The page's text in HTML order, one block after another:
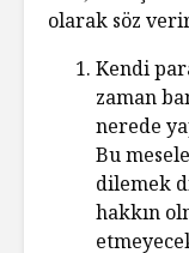
olarak söz
Kendi
zaman
nerede
Bu
dilemek
hakkın